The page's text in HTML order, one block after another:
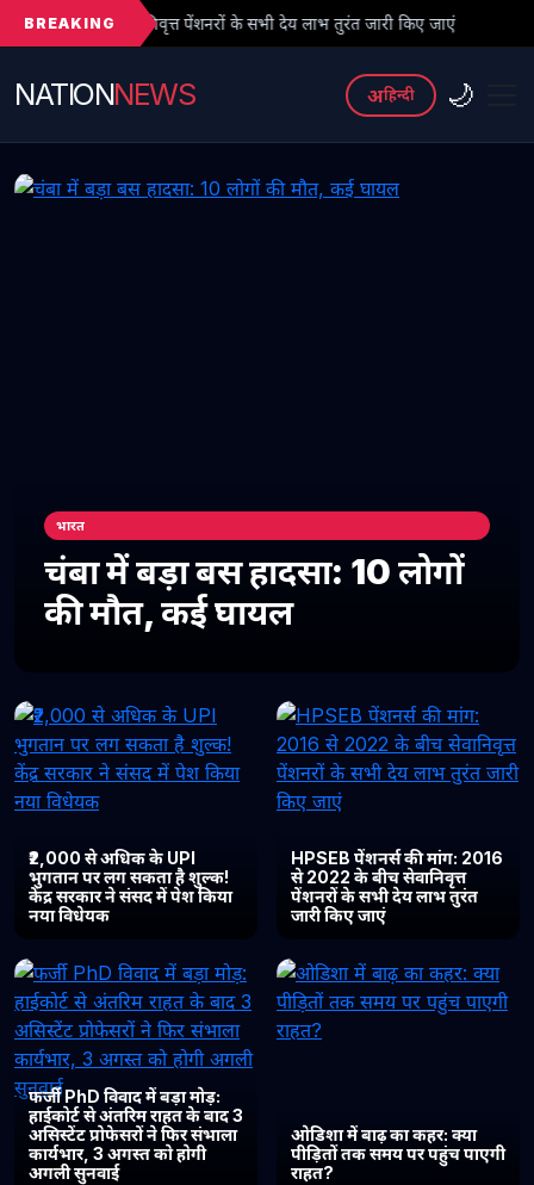
BREAKING
पेंशनरों के सभी देय लाभ तुरंत जारी किए जाएं ● फर्जी PhD विवाद में
NATIONNEWS अहिन्दी 🌙
भारत
चंबा में बड़ा बस हादसा: 10 लोगों
की मौत, कई घायल
₹2,000 से अधिक के UPI
भुगतान पर लग सकता है शुल्क!
केंद्र सरकार ने संसद में पेश किया
नया विधेयक
HPSEB पेंशनर्स की मांग: 2016
से 2022 के बीच सेवानिवृत्त
पेंशनरों के सभी देय लाभ तुरंत
जारी किए जाएं
फर्जी PhD विवाद में बड़ा मोड़:
हाईकोर्ट से अंतरिम राहत के बाद 3
असिस्टेंट प्रोफेसरों ने फिर संभाला
कार्यभार, 3 अगस्त को होगी
अगली सुनवाई
ओडिशा में बाढ़ का कहर: क्या
पीड़ितों तक समय पर पहुंच पाएगी
राहत?